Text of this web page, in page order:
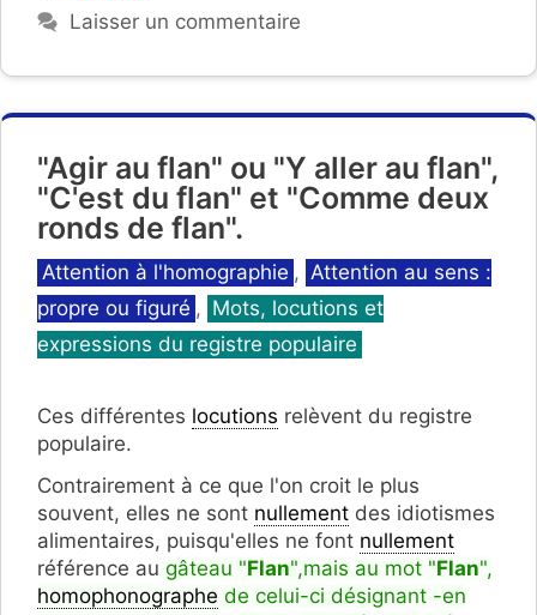
Laisser un commentaire
"Agir au flan" ou "Y aller au flan",
"C'est du flan" et "Comme deux
ronds de flan".
Catégories
Attention à l'homographie , Attention au sens :
propre ou figuré , Mots, locutions et
expressions du registre populaire
Ces différentes locutions relèvent du registre
populaire.
Contrairement à ce que l'on croit le plus
souvent, elles ne sont nullement des idiotismes
alimentaires, puisqu'elles ne font nullement
référence au gâteau "Flan",mais au mot "Flan",
homophonographe de celui-ci désignant -en